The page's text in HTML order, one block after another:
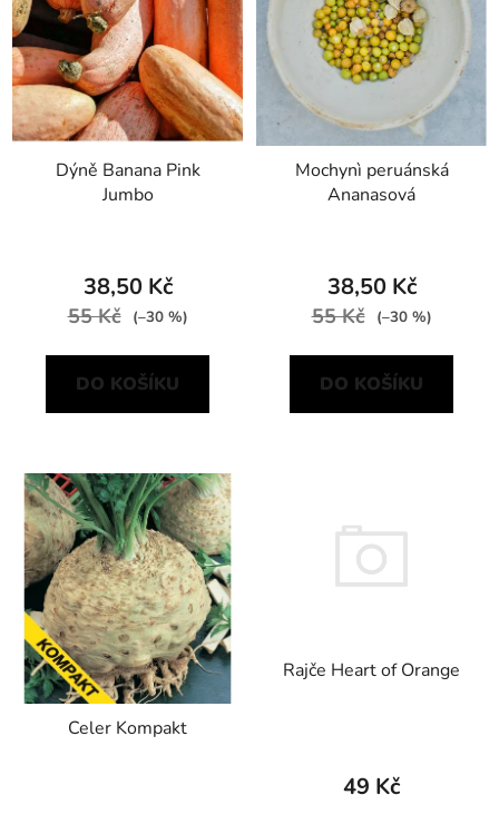
Dýně Banana Pink
Jumbo
38,50 Kč
55 Kč (–30 %)
DO KOŠÍKU
Mochynì peruánská
Ananasová
38,50 Kč
55 Kč (–30 %)
DO KOŠÍKU
Celer Kompakt
Rajče Heart of Orange
49 Kč